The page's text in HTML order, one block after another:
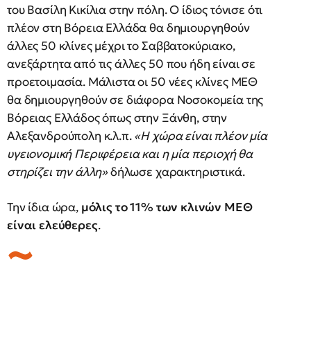
του Βασίλη Κικίλια στην πόλη. Ο ίδιος τόνισε ότι
πλέον στη Βόρεια Ελλάδα θα δημιουργηθούν
άλλες 50 κλίνες μέχρι το Σαββατοκύριακο,
ανεξάρτητα από τις άλλες 50 που ήδη είναι σε
προετοιμασία. Μάλιστα οι 50 νέες κλίνες ΜΕΘ
θα δημιουργηθούν σε διάφορα Νοσοκομεία της
Βόρειας Ελλάδος όπως στην Ξάνθη, στην
Αλεξανδρούπολη κ.λ.π.«Η χώρα είναι πλέον μία
υγειονομική Περιφέρεια και η μία περιοχή θα
στηρίζει την άλλη»δήλωσε χαρακτηριστικά.
Την ίδια ώρα, μόλις το 11% των κλινών ΜΕΘ
είναι ελεύθερες.